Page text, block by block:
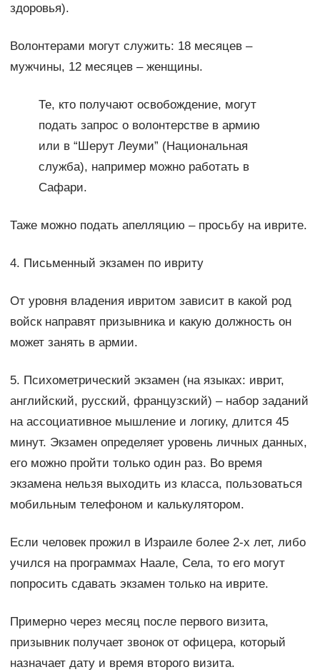
здоровья).
Волонтерами могут служить: 18 месяцев –
мужчины, 12 месяцев – женщины.
Те, кто получают освобождение, могут
подать запрос о волонтерстве в армию
или в “Шерут Леуми” (Национальная
служба), например можно работать в
Сафари.
Таже можно подать апелляцию – просьбу на иврите.
4. Письменный экзамен по ивриту
От уровня владения ивритом зависит в какой род
войск направят призывника и какую должность он
может занять в армии.
5. Психометрический экзамен (на языках: иврит,
английский, русский, французский) – набор заданий
на ассоциативное мышление и логику, длится 45
минут. Экзамен определяет уровень личных данных,
его можно пройти только один раз. Во время
экзамена нельзя выходить из класса, пользоваться
мобильным телефоном и калькулятором.
Если человек прожил в Израиле более 2-х лет, либо
учился на программах Наале, Села, то его могут
попросить сдавать экзамен только на иврите.
Примерно через месяц после первого визита,
призывник получает звонок от офицера, который
назначает дату и время второго визита.